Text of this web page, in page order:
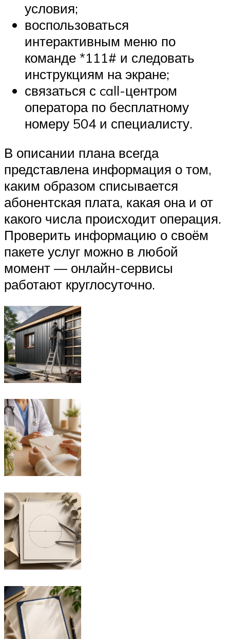
условия;
воспользоваться
интерактивным меню по
команде *111# и следовать
инструкциям на экране;
связаться с call-центром
оператора по бесплатному
номеру 504 и специалисту.
В описании плана всегда
представлена информация о том,
каким образом списывается
абонентская плата, какая она и от
какого числа происходит операция.
Проверить информацию о своём
пакете услуг можно в любой
момент — онлайн-сервисы
работают круглосуточно.